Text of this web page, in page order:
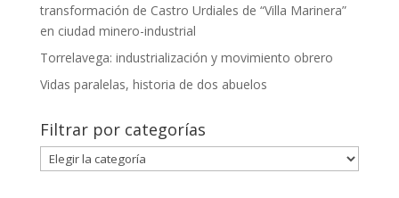
transformación de Castro Urdiales de “Villa Marinera”
en ciudad minero-industrial
Torrelavega: industrialización y movimiento obrero
Vidas paralelas, historia de dos abuelos
Filtrar por categorías
Filtrar
por